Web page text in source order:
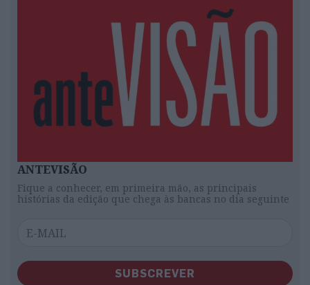
ANTEVISÃO
Fique a conhecer, em primeira mão, as principais
histórias da edição que chega às bancas no dia seguinte
SUBSCREVER